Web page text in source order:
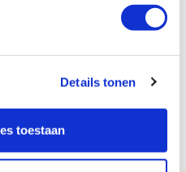
Details tonen
toestaanschuurbal Ø 40 x 40
21086